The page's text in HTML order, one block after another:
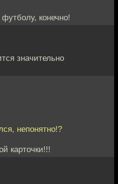
конечно!
значительно
непонятно!?
карточки!!!